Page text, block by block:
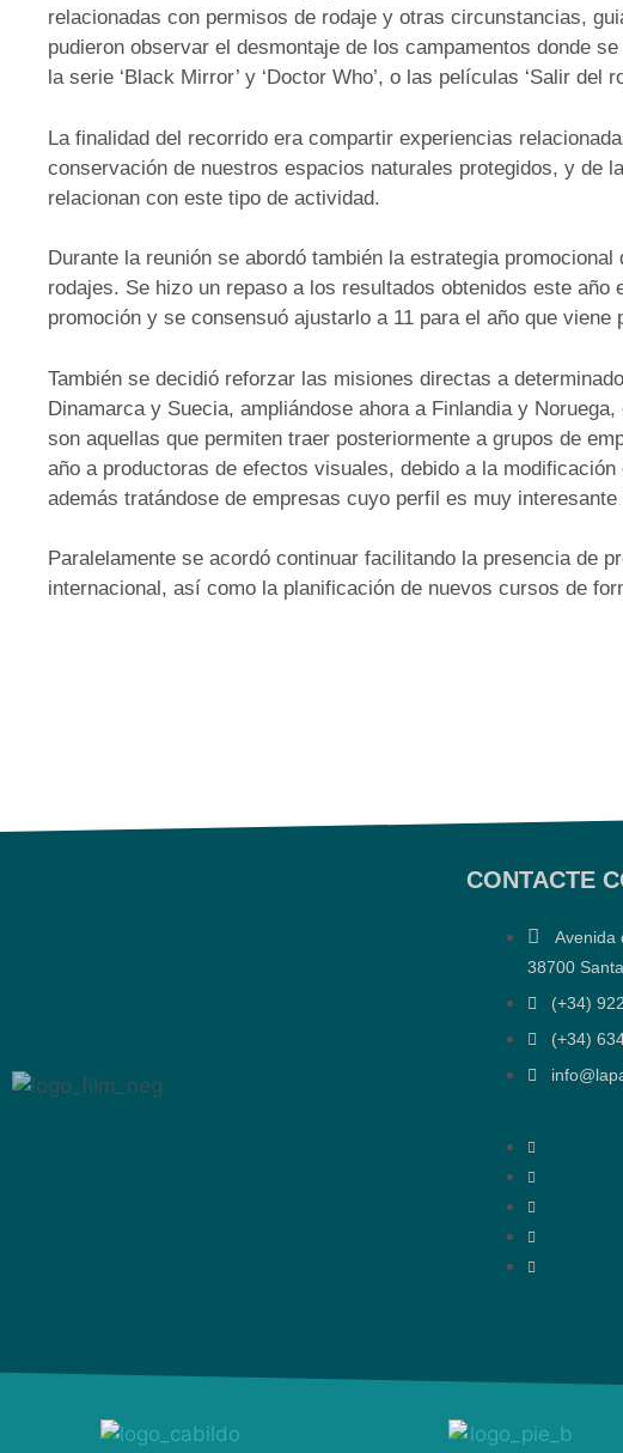
relacionadas con permisos de rodaje y otras circunstancias,
pudieron observar el desmontaje de los campamentos donde
la serie ‘Black Mirror’ y ‘Doctor Who’, o las películas ‘Salir del
La finalidad del recorrido era compartir experiencias
conservación de nuestros espacios naturales protegidos, y de
relacionan con este tipo de actividad.
Durante la reunión se abordó también la estrategia
rodajes. Se hizo un repaso a los resultados obtenidos este
promoción y se consensuó ajustarlo a 11 para el año que viene
También se decidió reforzar las misiones directas a
Dinamarca y Suecia, ampliándose ahora a Finlandia y
son aquellas que permiten traer posteriormente a grupos de
año a productoras de efectos visuales, debido a la
además tratándose de empresas cuyo perfil es muy
Paralelamente se acordó continuar facilitando la presencia de
internacional, así como la planificación de nuevos cursos de
CONTACTE
Avenida
38700
(+34)
(+34)